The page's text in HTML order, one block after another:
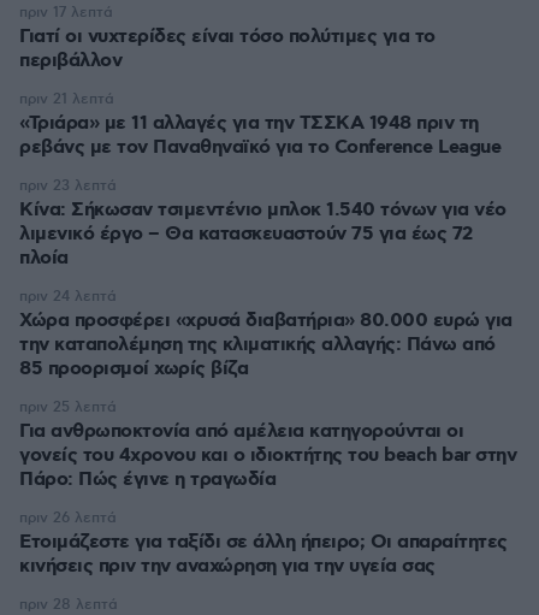
Γιατί οι νυχτερίδες είναι τόσο πολύτιμες για το
περιβάλλον
πριν 17 λεπτά
«Τριάρα» με 11 αλλαγές για την ΤΣΣΚΑ 1948 πριν τη
ρεβάνς με τον Παναθηναϊκό για το Conference League
πριν 21 λεπτά
Κίνα: Σήκωσαν τσιμεντένιο μπλοκ 1.540 τόνων για νέο
λιμενικό έργο – Θα κατασκευαστούν 75 για έως 72
πλοία
πριν 23 λεπτά
Χώρα προσφέρει «χρυσά διαβατήρια» 80.000 ευρώ για
την καταπολέμηση της κλιματικής αλλαγής: Πάνω από
85 προορισμοί χωρίς βίζα
πριν 24 λεπτά
Για ανθρωποκτονία από αμέλεια κατηγορούνται οι
γονείς του 4χρονου και ο ιδιοκτήτης του beach bar στην
Πάρο: Πώς έγινε η τραγωδία
πριν 25 λεπτά
Ετοιμάζεστε για ταξίδι σε άλλη ήπειρο; Οι απαραίτητες
κινήσεις πριν την αναχώρηση για την υγεία σας
πριν 26 λεπτά
πριν 28 λεπτά